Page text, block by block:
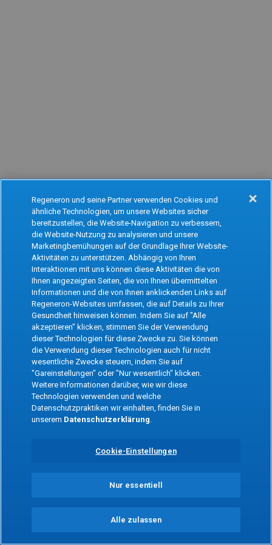
Oops!
Something went wrong. Please try refreshing
the app
Refresh
Regeneron und seine Partner verwenden Cookies und
ähnliche Technologien, um unsere Websites sicher
bereitzustellen, die Website-Navigation zu verbessern,
die Website-Nutzung zu analysieren und unsere
Marketingbemühungen auf der Grundlage Ihrer Website-
Aktivitäten zu unterstützen. Abhängig von Ihren
Interaktionen mit uns können diese Aktivitäten die von
Ihnen angezeigten Seiten, die von Ihnen übermittelten
Informationen und die von Ihnen anklickenden Links auf
Regeneron-Websites umfassen, die auf Details zu Ihrer
Gesundheit hinweisen können. Indem Sie auf "Alle
akzeptieren" klicken, stimmen Sie der Verwendung
dieser Technologien für diese Zwecke zu. Sie können
die Verwendung dieser Technologien auch für nicht
wesentliche Zwecke steuern, indem Sie auf
"Gareinstellungen" oder "Nur wesentlich" klicken.
Weitere Informationen darüber, wie wir diese
Technologien verwenden und welche
Datenschutzpraktiken wir einhalten, finden Sie in
unserem Datenschutzerklärung.
Cookie-Einstellungen
Nur essentiell
Alle zulassen